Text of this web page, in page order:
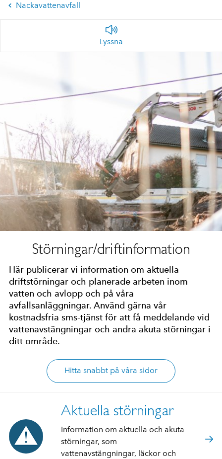
Nackavattenavfall
Lyssna
Störningar/driftinformation
Här publicerar vi information om aktuella
driftstörningar och planerade arbeten inom
vatten och avlopp och på våra
avfallsanläggningar. Använd gärna vår
kostnadsfria sms-tjänst för att få meddelande vid
vattenavstängningar och andra akuta störningar i
ditt område.
Hitta snabbt på våra sidor
Aktuella störningar
Information om aktuella och akuta
störningar, som
vattenavstängningar, läckor och